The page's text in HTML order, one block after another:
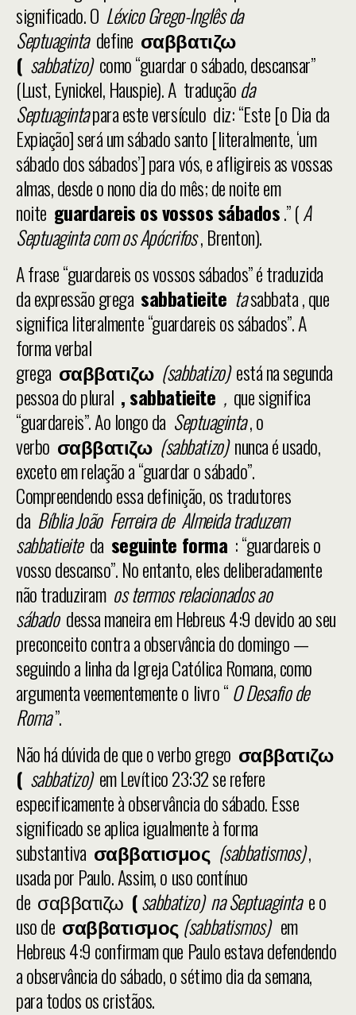
significado. O Léxico Grego-Inglês da
Septuagintadefine σαββατιζω
( sabbatizo)como “guardar o sábado, descansar”
(Lust, Eynickel, Hauspie). A traduçãoda
Septuagintapara este versículo diz: “Este [o Dia da
Expiação] será um sábado santo [literalmente, ‘um
sábado dos sábados’] para vós, e afligireis as vossas
almas, desde o nono dia do mês; de noite em
noite guardareis os vossos sábados.” (A
Septuaginta com os Apócrifos, Brenton).
A frase “guardareis os vossos sábados” é traduzida
da expressão gregasabbatieite tasabbata , que
significa literalmente “guardareis os sábados”. A
forma verbal
grega σαββατιζω (sabbatizo)está na segunda
pessoa do plural , sabbatieite ,que significa
“guardareis”. Ao longo da Septuaginta, o
verbo σαββατιζω (sabbatizo)nunca é usado,
exceto em relação a “guardar o sábado”.
Compreendendo essa definição, os tradutores
da Bíblia João Ferreira de Almeida traduzem
sabbatieiteda seguinte forma : “guardareis o
vosso descanso”. No entanto, eles deliberadamente
não traduziram os termos relacionados ao
sábadodessa maneira em Hebreus 4:9 devido ao seu
preconceito contra a observância do domingo —
seguindo a linha da Igreja Católica Romana, como
argumenta veementemente o livro “O Desafio de
Roma”.
Não há dúvida de que o verbo grego σαββατιζω
( sabbatizo)em Levítico 23:32 se refere
especificamente à observância do sábado. Esse
significado se aplica igualmente à forma
substantiva σαββατισμος (sabbatismos),
usada por Paulo. Assim, o uso contínuo
de σαββατιζω (sabbatizo) na Septuagintae o
uso de σαββατισμος(sabbatismos) em
Hebreus 4:9 confirmam que Paulo estava defendendo
a observância do sábado, o sétimo dia da semana,
para todos os cristãos.